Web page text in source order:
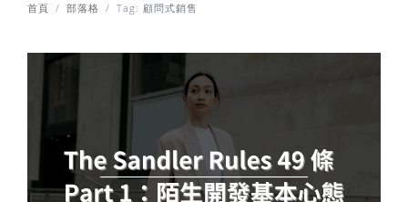
首頁 部落格 Tag: 顧問式銷售